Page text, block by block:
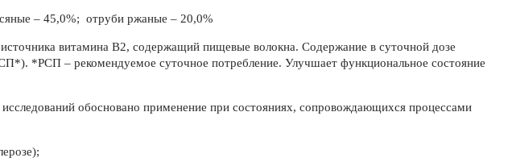
– 45,0%; отруби ржаные – 20,0%
витамина В2, содержащий пищевые волокна. Содержание в суточной дозе
*РСП – рекомендуемое суточное потребление. Улучшает функциональное состояние
обосновано применение при состояниях, сопровождающихся процессами